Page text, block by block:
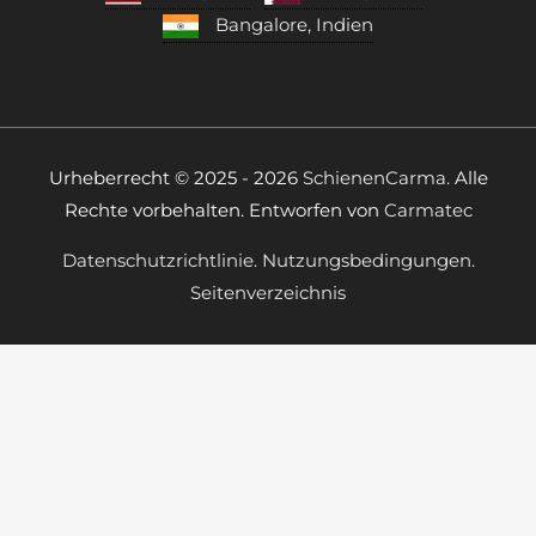
Bangalore, Indien
Urheberrecht © 2025 - 2026 SchienenCarma.Alle
Rechte vorbehalten. Entworfen von Carmatec
Datenschutzrichtlinie. Nutzungsbedingungen.
Seitenverzeichnis